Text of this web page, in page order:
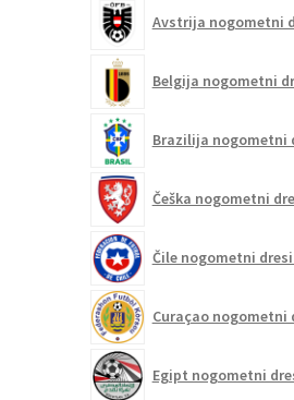
Avstrija nogometni
Belgija nogometni
Brazilija nogometni
Češka nogometni
Čile nogometni dresi
Curaçao nogometni
Egipt nogometni